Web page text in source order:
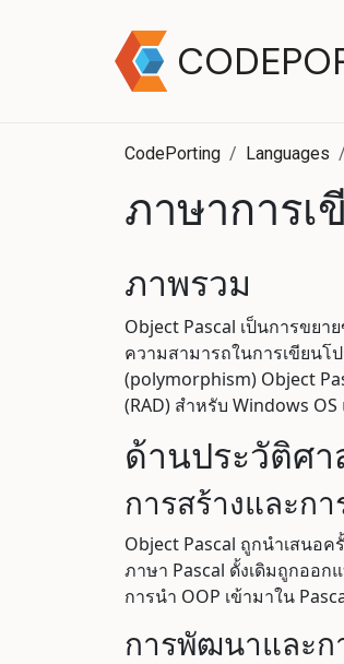
CodePorting Languages
ภาษาการเ
ภาพรวม
Object Pascal เป็นการขย
ความสามารถในการเขียนโ
(polymorphism) Object
(RAD) สำหรับ Windows
ด้านประวัติศา
การสร้างและก
Object Pascal ถูกนำเสนอ
ภาษา Pascal ดั้งเดิมถูกออ
การนำ OOP เข้ามาใน
การพัฒนาและก